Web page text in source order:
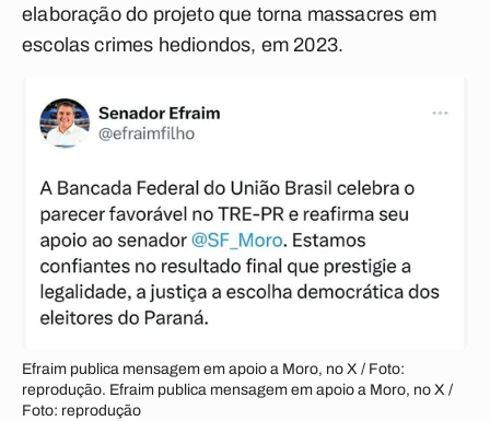
elaboração do projeto que torna massacres em
escolas crimes hediondos, em 2023.
Efraim publica mensagem em apoio a Moro, no X / Foto:
reprodução. Efraim publica mensagem em apoio a Moro, no X /
Foto: reprodução